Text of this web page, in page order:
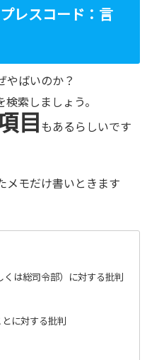
レスコード：言
やばいのか？
索しましょう。
目 もあるらしいです
モだけ書いときます
は総司令部）に対する批判
に対する批判